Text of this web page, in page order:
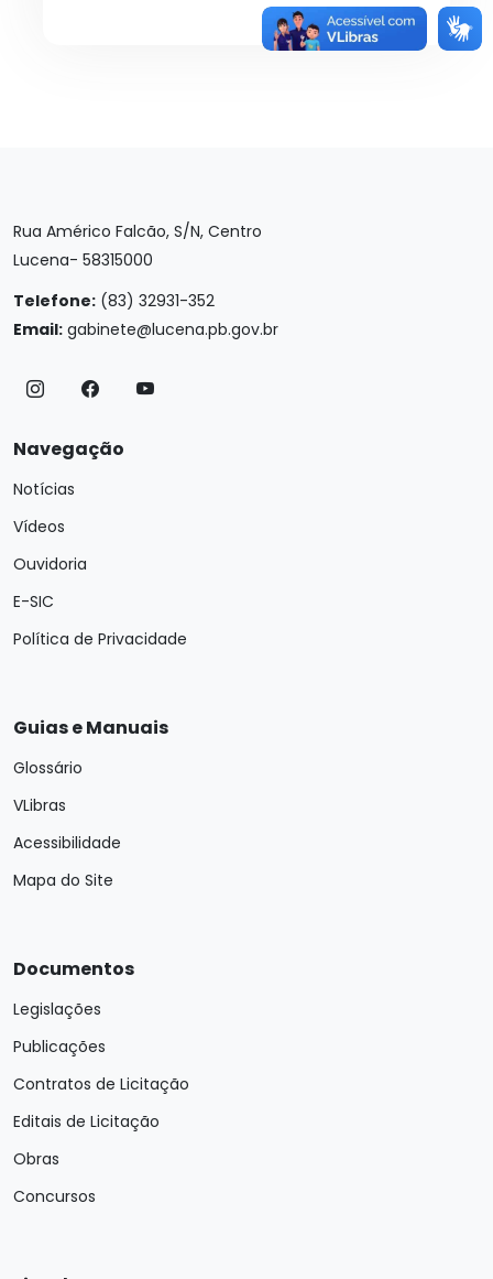
Rua Américo Falcão, S/N, Centro
Lucena- 58315000
Telefone: (83) 32931-352
Email: gabinete@lucena.pb.gov.br
Navegação
Notícias
Vídeos
Ouvidoria
E-SIC
Política de Privacidade
Guias e Manuais
Glossário
VLibras
Acessibilidade
Mapa do Site
Documentos
Legislações
Publicações
Contratos de Licitação
Editais de Licitação
Obras
Concursos